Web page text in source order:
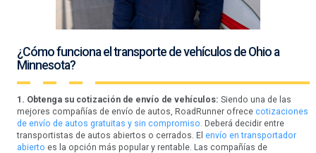
¿Cómo funciona el transporte de vehículos de Ohio a
Minnesota?
1. Obtenga su cotización de envío de vehículos: Siendo una de las
mejores compañías de envío de autos, RoadRunner ofrece cotizaciones
de envío de autos gratuitas y sin compromiso. Deberá decidir entre
transportistas de autos abiertos o cerrados. El envío en transportador
abierto es la opción más popular y rentable. Las compañías de